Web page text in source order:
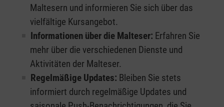
Maltesern und informieren Sie sich über das
vielfältige Kursangebot.
Informationen über die Malteser: Erfahren Sie
mehr über die verschiedenen Dienste und
Aktivitäten der Malteser.
Regelmäßige Updates: Bleiben Sie stets
informiert durch regelmäßige Updates und